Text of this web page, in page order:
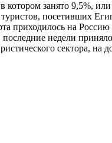
котором занято 9,5%,
посетивших
приходилось на
последние недели
сектора, на